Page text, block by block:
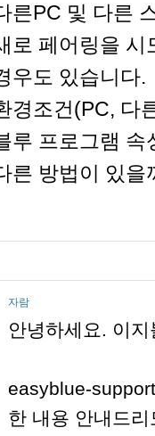
른PC 및 다른
로 페어링을 시
우도 있습니다.
경조건(PC, 다
루 프로그램 속
른 방법이 있을
자람
안녕하세요. 이
easyblue-
한 내용 안내드